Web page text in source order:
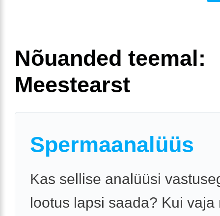
Nõuanded teemal:
Meestearst
Spermaanalüüs
Kas sellise analüüsi
lootus lapsi saada? Kui vaja